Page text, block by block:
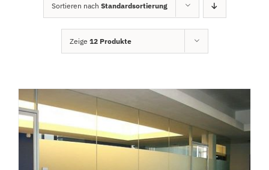
Sortieren nach Standardsortierung
Zeige 12 Produkte